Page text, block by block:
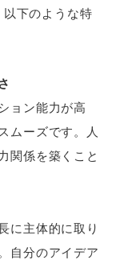
下のような特
ョン能力が高
ムーズです。人
関係を築くこと
に主体的に取り
自分のアイデア